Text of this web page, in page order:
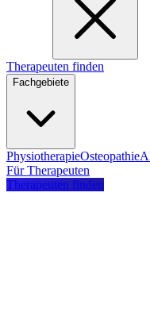
Therapeuten finden
Fachgebiete
PhysiotherapieOsteopathie
Für Therapeuten
Therapeuten finden